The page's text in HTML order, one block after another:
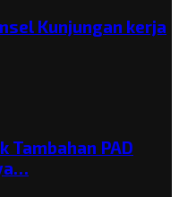
Kunjungan kerja
Tambahan PAD